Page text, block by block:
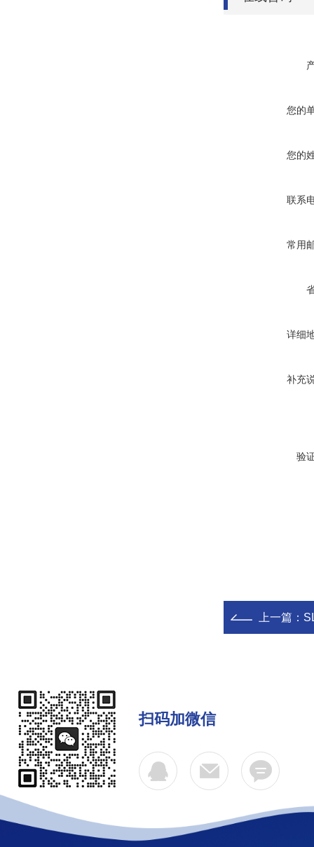
您的
您的
联系
常用
详细
补充
验
上一篇：
扫码加微信